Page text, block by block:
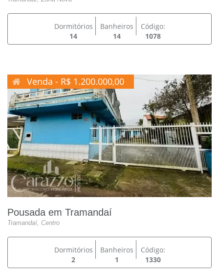
Dormitórios
14
Banheiros
14
Código:
1078
Venda - R$ 1.200.000,00
Pousada em Tramandaí
Tramandaí, Centro
Dormitórios
2
Banheiros
1
Código:
1330